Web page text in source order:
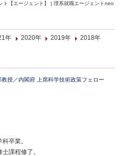
【エージェント】 | 理系就職エージェントneo
年 2020年 2019年 2018年
授／内閣府 上席科学技術政策フェロー
卒業。
課程修了。